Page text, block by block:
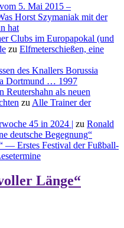
5. Mai 2015 –
Horst Szymaniak mit der
hat
Clubs im Europapokal (und
zu Elfmeterschießen, eine
des Knallers Borussia
Dortmund … 1997
als neuen
zu Alle Trainer der
45 in 2024 | zu Ronald
deutsche Begegnung“
— Erstes Festival der Fußball-
Länge“